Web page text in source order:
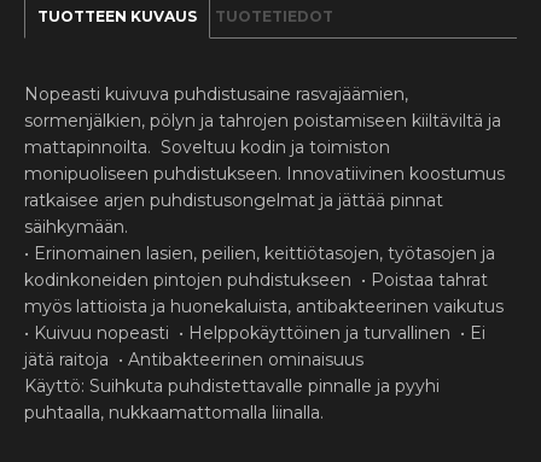
TUOTTEEN KUVAUS TUOTETIEDOT
Nopeasti kuivuva puhdistusaine rasvajäämien,
sormenjälkien, pölyn ja tahrojen poistamiseen kiiltäviltä ja
mattapinnoilta. Soveltuu kodin ja toimiston
monipuoliseen puhdistukseen. Innovatiivinen koostumus
ratkaisee arjen puhdistusongelmat ja jättää pinnat
säihkymään.
• Erinomainen lasien, peilien, keittiötasojen, työtasojen ja
kodinkoneiden pintojen puhdistukseen • Poistaa tahrat
myös lattioista ja huonekaluista, antibakteerinen vaikutus
• Kuivuu nopeasti • Helppokäyttöinen ja turvallinen • Ei
jätä raitoja • Antibakteerinen ominaisuus
Käyttö: Suihkuta puhdistettavalle pinnalle ja pyyhi
puhtaalla, nukkaamattomalla liinalla.